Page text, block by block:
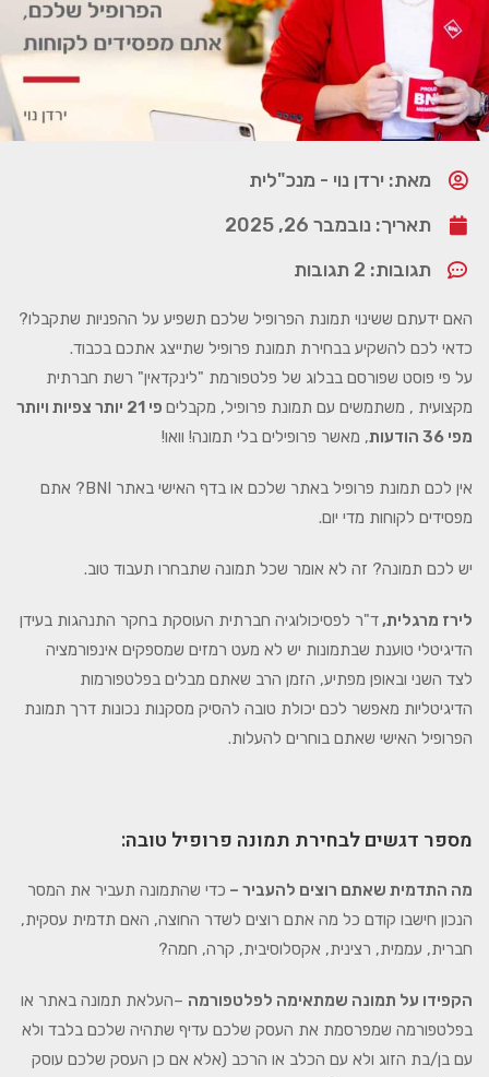
מאת: ירדן נוי - מנכ"לית
תאריך: נובמבר 26, 2025
תגובות:
האם ידעתם ששינוי תמונת הפרופיל שלכם תשפיע על ההפניות שתקבלו?
כדאי לכם להשקיע בבחירת תמונת פרופיל שתייצג אתכם בכבוד.
על פי פוסט שפורסם בבלוג של פלטפורמת "לינקדאין" רשת חברתית
מקצועית , משתמשים עם תמונת פרופיל, מקבלים
פי 21 יותר צפיות ויותר
מפי 36 הודעות
, מאשר פרופילים בלי תמונה! וואו!
אין לכם תמונת פרופיל באתר שלכם או בדף האישי באתר BNI? אתם
מפסידים לקוחות מדי יום.
יש לכם תמונה? זה לא אומר שכל תמונה שתבחרו תעבוד טוב.
לירז מרגלית,ד"ר לפסיכולוגיה חברתית העוסקת בחקר התנהגות בעידן
הדיגיטלי טוענת שבתמונות יש לא מעט רמזים שמספקים אינפורמציה
לצד השני ובאופן מפתיע, הזמן הרב שאתם מבלים בפלטפורמות
הדיגיטליות מאפשר לכם יכולת טובה להסיק מסקנות נכונות דרך תמונת
הפרופיל האישי שאתם בוחרים להעלות.
מספר דגשים לבחירת תמונה פרופיל טובה:
מה התדמית שאתם רוצים להעביר – כדי שהתמונה תעביר את המסר
הנכון חישבו קודם כל מה אתם רוצים לשדר החוצה, האם תדמית עסקית,
חברית, עממית, רצינית, אקסלוסיבית, קרה, חמה?
הקפידו על תמונה שמתאימה לפלטפורמה –העלאת תמונה באתר או
בפלטפורמה שמפרסמת את העסק שלכם עדיף שתהיה שלכם בלבד ולא
עם בן/בת הזוג ולא עם הכלב או הרכב (אלא אם כן העסק שלכם עוסק